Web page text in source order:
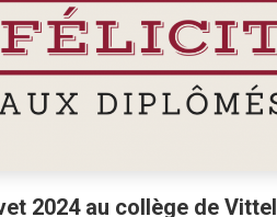
2024 au collège de Vittel